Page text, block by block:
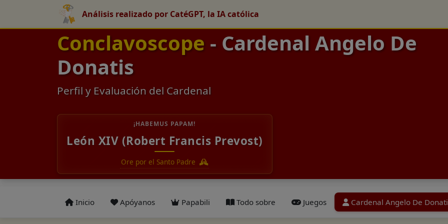
Análisis realizado por CatéGPT, la IA católica
Conclavoscope - Cardenal Angelo De
Donatis
Perfil y Evaluación del Cardenal
¡HABEMUS PAPAM!
León XIV (Robert Francis Prevost)
Ore por el Santo Padre
Inicio Apóyanos Papabili Todo sobre Juegos Cardenal Angelo De